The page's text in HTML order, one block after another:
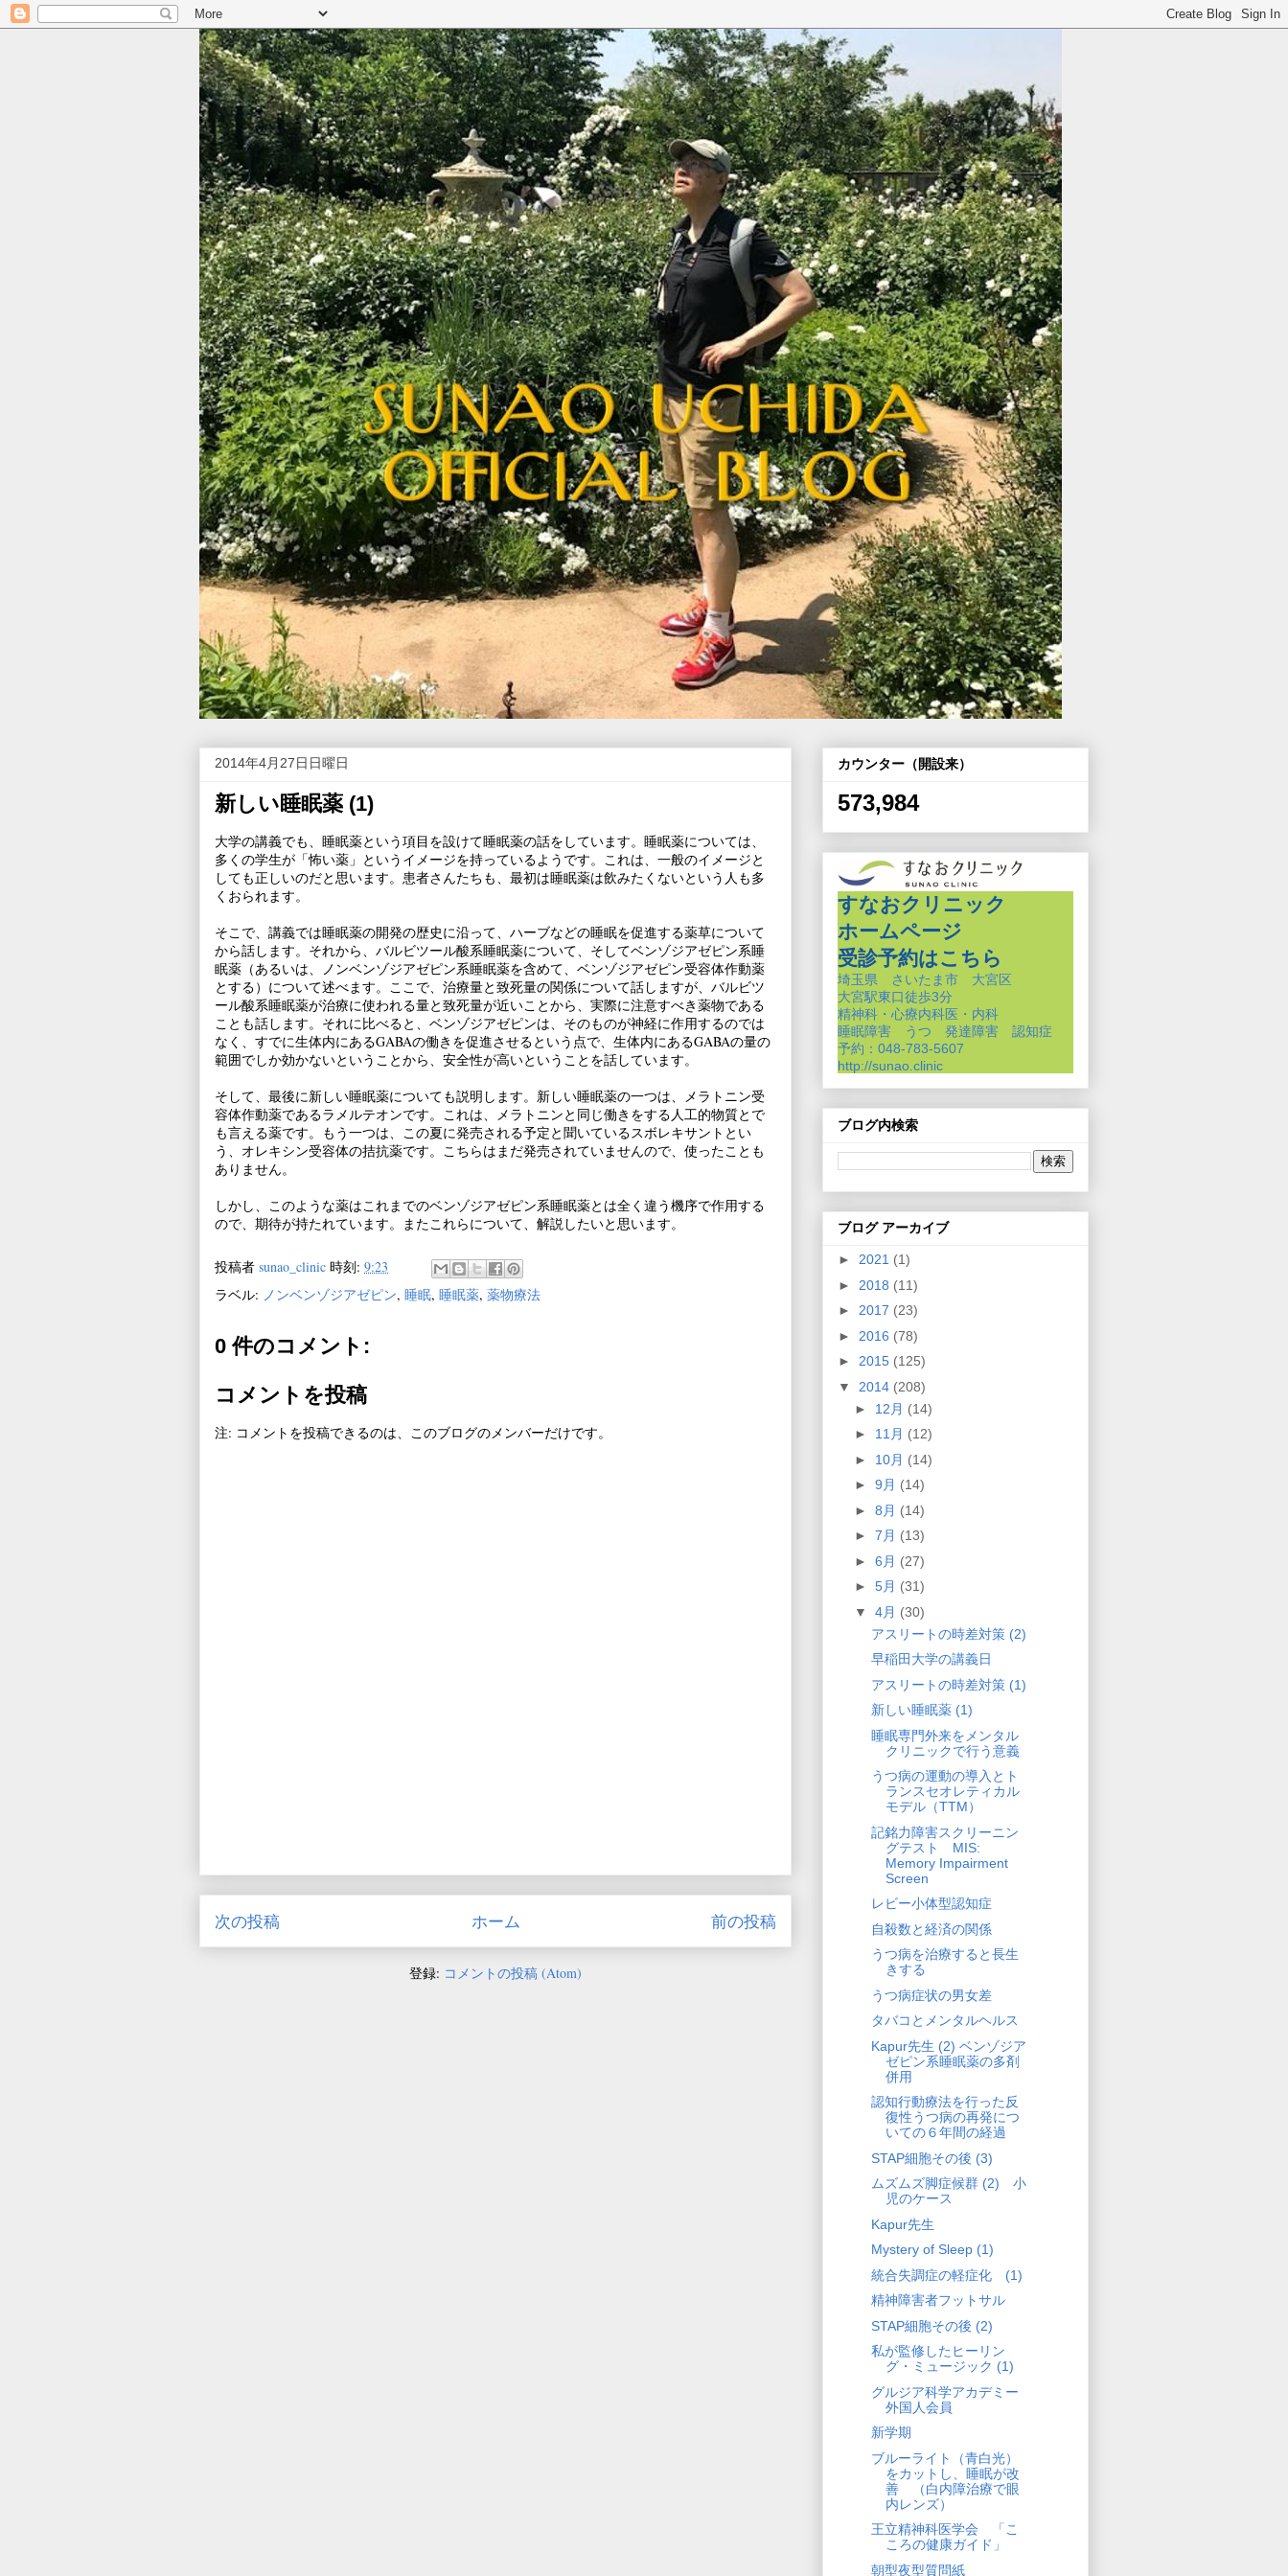
2014年4月27日日曜日
新しい睡眠薬 (1)
大学の講義でも、睡眠薬という項目を設けて睡眠薬の話をしています。睡眠薬については、
多くの学生が「怖い薬」というイメージを持っているようです。これは、一般のイメージと
しても正しいのだと思います。患者さんたちも、最初は睡眠薬は飲みたくないという人も多
くおられます。
そこで、講義では睡眠薬の開発の歴史に沿って、ハーブなどの睡眠を促進する薬草について
から話します。それから、バルビツール酸系睡眠薬について、そしてベンゾジアゼピン系睡
眠薬（あるいは、ノンベンゾジアゼピン系睡眠薬を含めて、ベンゾジアゼピン受容体作動薬
とする）について述べます。ここで、治療量と致死量の関係について話しますが、バルビツ
ール酸系睡眠薬が治療に使われる量と致死量が近いことから、実際に注意すべき薬物である
ことも話します。それに比べると、ベンゾジアゼピンは、そのものが神経に作用するのでは
なく、すでに生体内にあるGABAの働きを促進させるという点で、生体内にあるGABAの量の
範囲でしか効かないということから、安全性が高いということを話しています。
そして、最後に新しい睡眠薬についても説明します。新しい睡眠薬の一つは、メラトニン受
容体作動薬であるラメルテオンです。これは、メラトニンと同じ働きをする人工的物質とで
も言える薬です。もう一つは、この夏に発売される予定と聞いているスボレキサントとい
う、オレキシン受容体の拮抗薬です。こちらはまだ発売されていませんので、使ったことも
ありません。
しかし、このような薬はこれまでのベンゾジアゼピン系睡眠薬とは全く違う機序で作用する
ので、期待が持たれています。またこれらについて、解説したいと思います。
投稿者 sunao_clinic 時刻: 9:23
ラベル: ノンベンゾジアゼピン, 睡眠, 睡眠薬, 薬物療法
0 件のコメント:
コメントを投稿
注: コメントを投稿できるのは、このブログのメンバーだけです。
次の投稿 前の投稿
ホーム
登録: コメントの投稿 (Atom)
カウンター（開設来）
573,984
すなおクリニック
ホームページ
受診予約はこちら
埼玉県 さいたま市 大宮区
大宮駅東口徒歩3分
精神科・心療内科医・内科
睡眠障害 うつ 発達障害 認知症
予約：048-783-5607
http://sunao.clinic
ブログ内検索
ブログ アーカイブ
► 2021 (1)
► 2018 (11)
► 2017 (23)
► 2016 (78)
► 2015 (125)
▼ 2014 (208)
► 12月 (14)
► 11月 (12)
► 10月 (14)
► 9月 (14)
► 8月 (14)
► 7月 (13)
► 6月 (27)
► 5月 (31)
▼ 4月 (30)
アスリートの時差対策 (2)
早稲田大学の講義日
アスリートの時差対策 (1)
新しい睡眠薬 (1)
睡眠専門外来をメンタル
クリニックで行う意義
うつ病の運動の導入とト
ランスセオレティカル
モデル（TTM）
記銘力障害スクリーニン
グテスト MIS:
Memory Impairment
Screen
レビー小体型認知症
自殺数と経済の関係
うつ病を治療すると長生
きする
うつ病症状の男女差
タバコとメンタルヘルス
Kapur先生 (2) ベンゾジア
ゼピン系睡眠薬の多剤
併用
認知行動療法を行った反
復性うつ病の再発につ
いての６年間の経過
STAP細胞その後 (3)
ムズムズ脚症候群 (2) 小
児のケース
Kapur先生
Mystery of Sleep (1)
統合失調症の軽症化 (1)
精神障害者フットサル
STAP細胞その後 (2)
私が監修したヒーリン
グ・ミュージック (1)
グルジア科学アカデミー
外国人会員
新学期
ブルーライト（青白光）
をカットし、睡眠が改
善 （白内障治療で眼
内レンズ）
王立精神科医学会 「こ
ころの健康ガイド」
朝型夜型質問紙